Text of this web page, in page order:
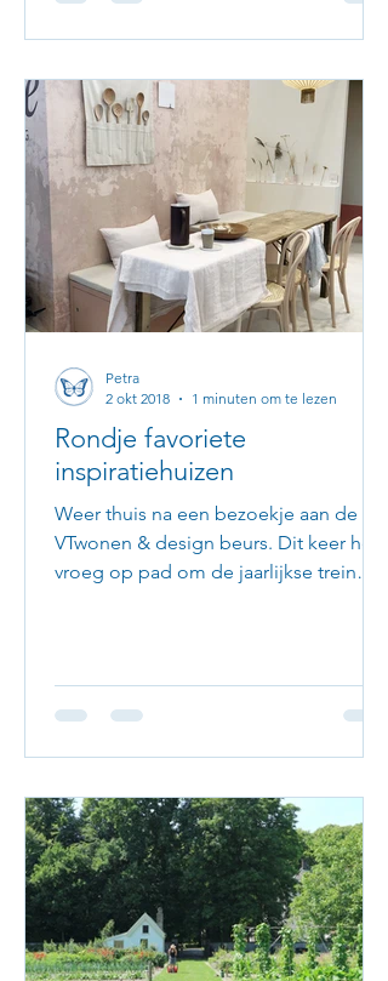
Rondje favoriete
inspiratiehuizen
Weer thuis na een bezoekje aan de
VTwonen & design beurs. Dit keer heel
vroeg op pad om de jaarlijkse trein
Petra
2 okt 2018
1 minuten om te lezen